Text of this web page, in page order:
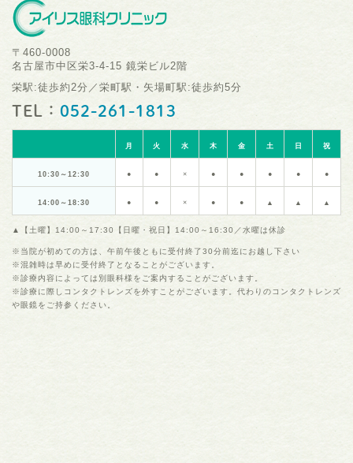
〒460-0008
名古屋市中区栄3-4-15 鏡栄ビル2階
栄駅:徒歩約2分／栄町駅・矢場町駅:徒歩約5分
TEL： 052-261-1813
月 火 水 木 金 土 日 祝
10:30～12:30 ● ● × ● ● ● ● ●
14:00～18:30 ● ● × ● ● ▲ ▲ ▲
▲【土曜】14:00～17:30【日曜・祝日】14:00～16:30／水曜は休診
※当院が初めての方は、午前午後ともに受付終了30分前迄にお越し下さい
※混雑時は早めに受付終了となることがございます。
※診療内容によっては別眼科様をご案内することがございます。
※診療に際しコンタクトレンズを外すことがございます。代わりのコンタクトレンズ
や眼鏡をご持参ください。